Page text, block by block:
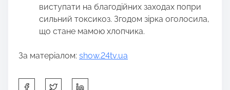
виступати на благодійних заходах попри
сильний токсикоз. Згодом зірка оголосила,
що стане мамою хлопчика.
За матеріалом: show.24tv.ua